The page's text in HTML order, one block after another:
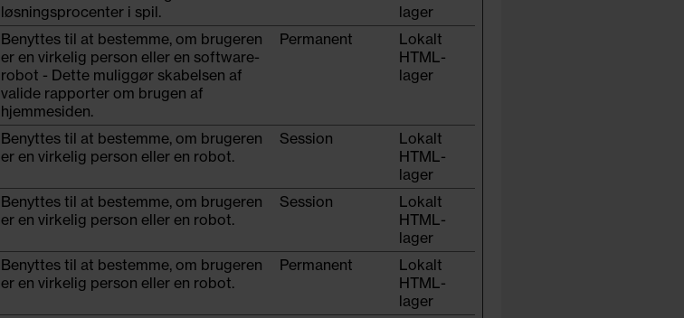
løsningsprocenter i spil.
lager
Benyttes til at bestemme, om brugeren
er en virkelig person eller en software-
robot - Dette muliggør skabelsen af
valide rapporter om brugen af
hjemmesiden.
Permanent
Lokalt
HTML-
lager
Benyttes til at bestemme, om brugeren
er en virkelig person eller en robot.
Session
Lokalt
HTML-
lager
Benyttes til at bestemme, om brugeren
er en virkelig person eller en robot.
Session
Lokalt
HTML-
lager
Benyttes til at bestemme, om brugeren
er en virkelig person eller en robot.
Permanent
Lokalt
HTML-
lager